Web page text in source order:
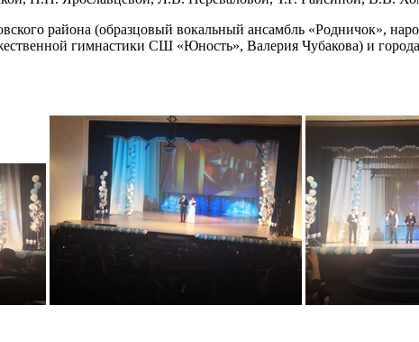
района (образцовый вокальный ансамбль «Родничок»,
гимнастики СШ «Юность», Валерия Чубакова) и